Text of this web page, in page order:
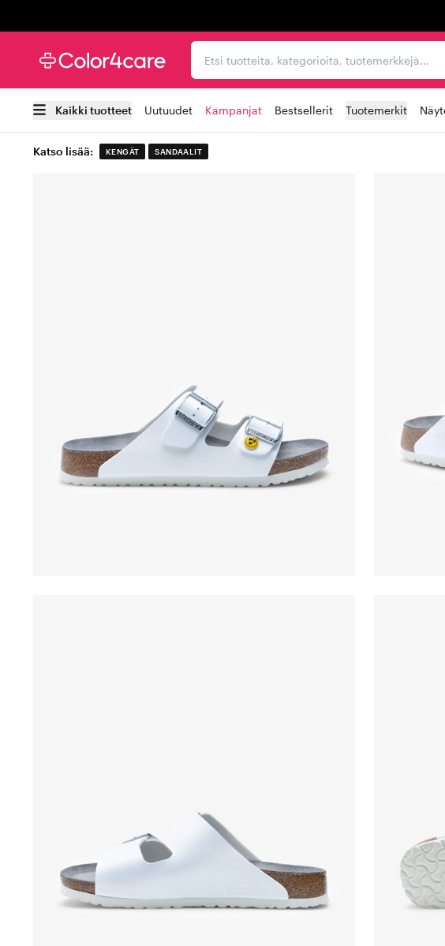
Etsi tuotteita, kategorioita,
Kaikki tuotteet Uutuudet Kampanjat Bestsellerit Tuotemerkit
Katso lisää: KENGÄT SANDAALIT